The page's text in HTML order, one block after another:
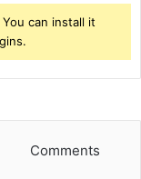
can install it
Comments